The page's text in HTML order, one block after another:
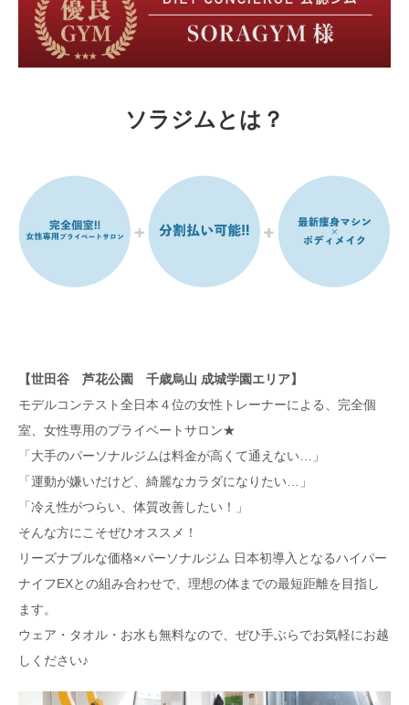
ソラジムとは？
【世田谷 芦花公園 千歳烏山 成城学園エリア】
モデルコンテスト全日本４位の女性トレーナーによる、完全個
室、女性専用のプライベートサロン★
「大手のパーソナルジムは料金が高くて通えない…」
「運動が嫌いだけど、綺麗なカラダになりたい…」
「冷え性がつらい、体質改善したい！」
そんな方にこそぜひオススメ！
リーズナブルな価格×パーソナルジム 日本初導入となるハイパー
ナイフEXとの組み合わせで、理想の体までの最短距離を目指し
ます。
ウェア・タオル・お水も無料なので、ぜひ手ぶらでお気軽にお越
しください♪